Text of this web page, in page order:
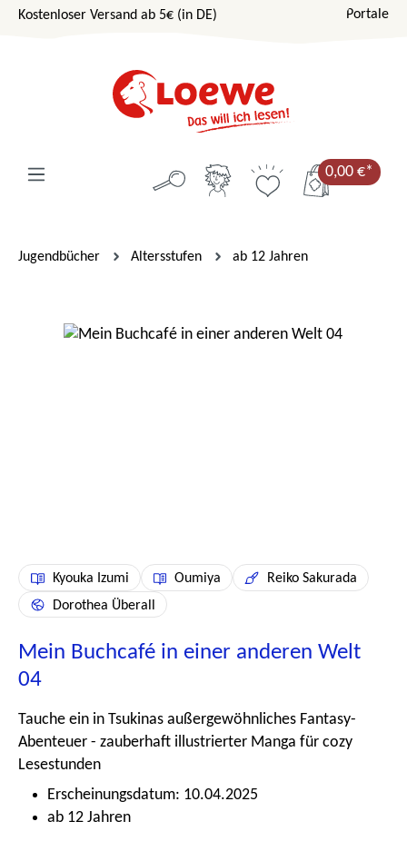
Zum Hauptinhalt springen
Kostenloser Versand ab 5€ (in DE) Portale
0,00 €*
Jugendbücher Altersstufen ab 12 Jahren
Bildergalerie überspringen
Kyouka Izumi Oumiya
Reiko Sakurada
Dorothea Überall
Mein Buchcafé in einer anderen Welt
04
Tauche ein in Tsukinas außergewöhnliches Fantasy-
Abenteuer - zauberhaft illustrierter Manga für cozy
Lesestunden
Erscheinungsdatum: 10.04.2025
ab 12 Jahren